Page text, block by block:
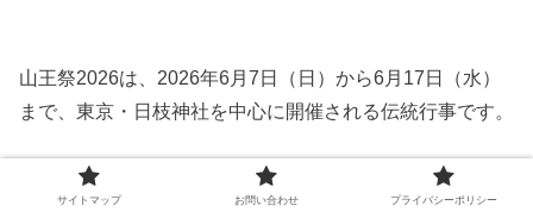
山王祭2026は、2026年6月7日（日）から6月17日（水）
まで、東京・日枝神社を中心に開催される伝統行事です。
2026年は2年に一度の本祭にあたり、最大の見どころであ
る神幸祭が6月12日（金）に斎行されます。
サイトマップ お問い合わせ プライバシーポリシー